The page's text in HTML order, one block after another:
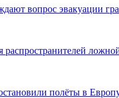
вопрос эвакуации
распространителей
полёты в